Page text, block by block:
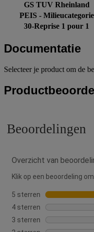
GS TUV Rheinland
PEIS - Milieucategorie
30-Reprise 1 pour 1
Documentatie
Selecteer je product om de